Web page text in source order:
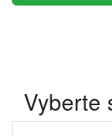
Vyberte